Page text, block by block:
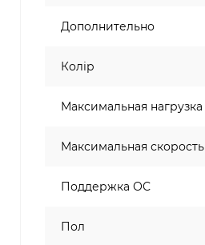
Дополнительно
Колір
Максимальная нагрузка
Максимальная скорость
Поддержка ОС
Пол